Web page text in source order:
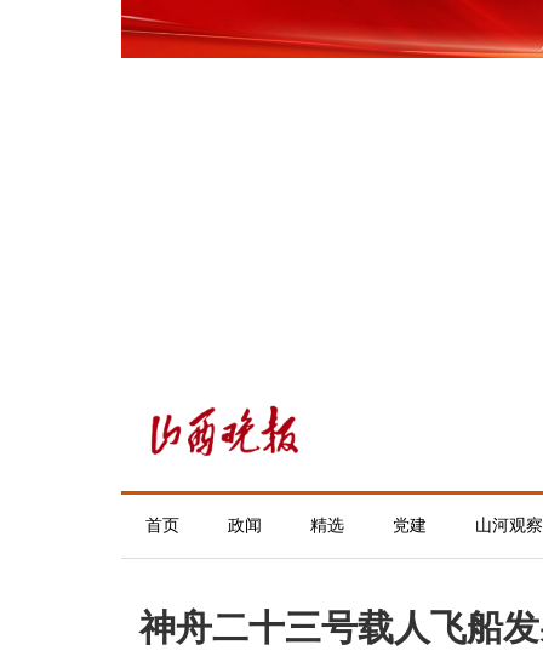
首页 政闻 精选 党建 山河观察
神舟二十三号载人飞船